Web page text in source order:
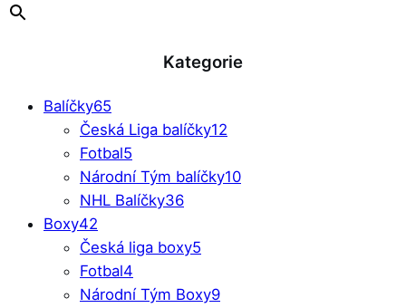
Kategorie
Balíčky65
Česká Liga balíčky12
Fotbal5
Národní Tým balíčky10
NHL Balíčky36
Boxy42
Česká liga boxy5
Fotbal4
Národní Tým Boxy9